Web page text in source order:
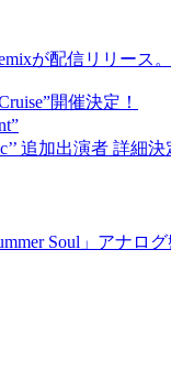
が配信リリース
開催決定！
追加出演者 詳細決
Soul」アナロ